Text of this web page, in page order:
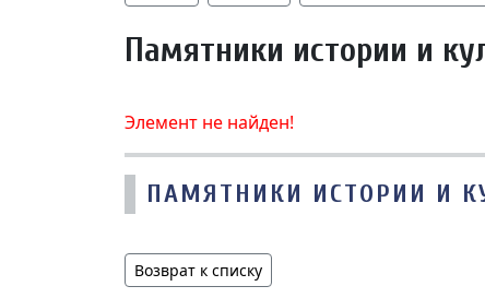
Памятники истории и
Элемент не найден!
ПАМЯТНИКИ ИСТОРИИ И
Возврат к списку